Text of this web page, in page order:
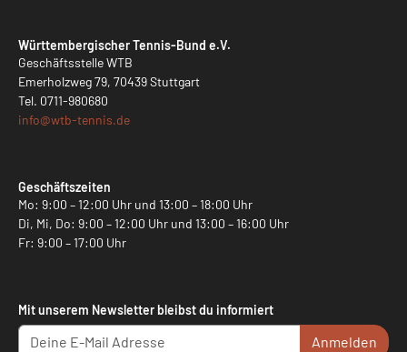
Württembergischer Tennis-Bund e.V.
Geschäftsstelle WTB
Emerholzweg 79, 70439 Stuttgart
Tel. 0711-980680
info@wtb-tennis.de
Geschäftszeiten
Mo: 9:00 – 12:00 Uhr und 13:00 – 18:00 Uhr
Di, Mi, Do: 9:00 – 12:00 Uhr und 13:00 – 16:00 Uhr
Fr: 9:00 – 17:00 Uhr
Mit unserem Newsletter bleibst du informiert
Anmelden